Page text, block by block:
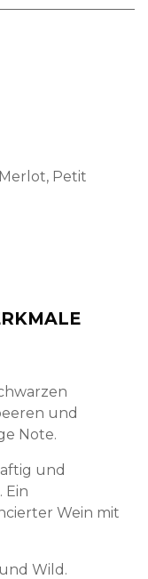
Petit
und
Note.
und
Ein
Wein mit
Wild.